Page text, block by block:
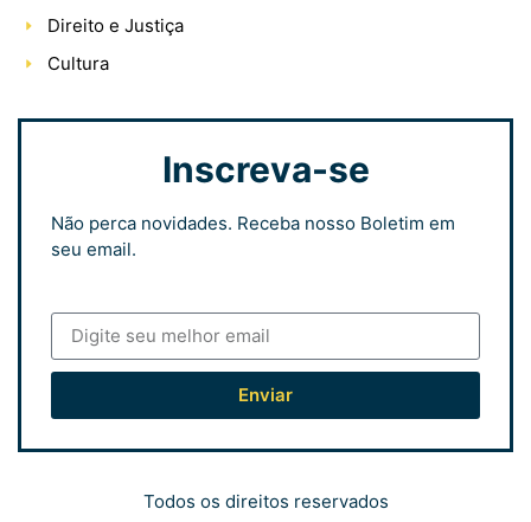
Direito e Justiça
Cultura
Inscreva-se
Não perca novidades. Receba nosso Boletim em
seu email.
Enviar
Todos os direitos reservados